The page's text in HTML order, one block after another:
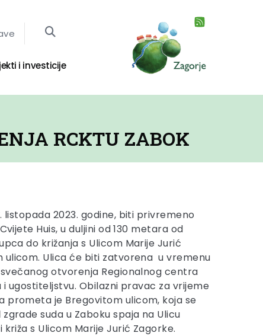
i investicije
RCKTU ZABOK
listopada 2023. godine, biti privremeno
Huis, u duljini od 130 metara od
do križanja s Ulicom Marije Jurić
ulicom. Ulica će biti zatvorena u vremenu
svečanog otvorenja Regionalnog centra
ugostiteljstvu. Obilazni pravac za vrijeme
prometa je Bregovitom ulicom, koja se
suda u Zaboku spaja na Ulicu
s Ulicom Marije Jurić Zagorke.